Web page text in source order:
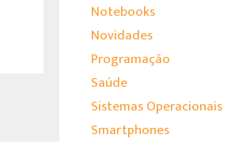
Notebooks
Novidades
Programação
Saúde
Sistemas Operacionais
Smartphones